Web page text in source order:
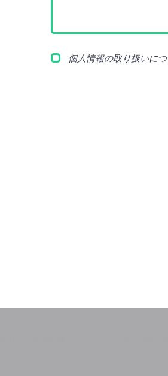
個人情報の取り扱いにつ